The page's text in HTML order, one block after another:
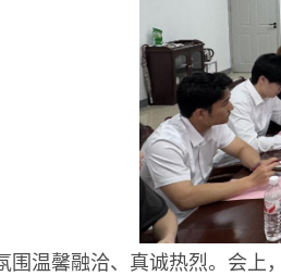
围温馨融洽、真诚热烈。会